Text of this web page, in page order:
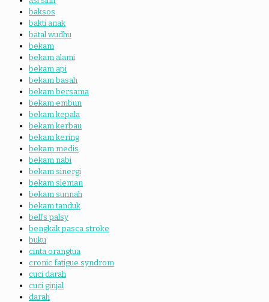
baksos
bakti anak
batal wudhu
bekam
bekam alami
bekam api
bekam basah
bekam bersama
bekam embun
bekam kepala
bekam kerbau
bekam kering
bekam medis
bekam nabi
bekam sinergi
bekam sleman
bekam sunnah
bekam tanduk
bell's palsy
bengkak pasca stroke
buku
cinta orangtua
cronic fatigue syndrom
cuci darah
cuci ginjal
darah